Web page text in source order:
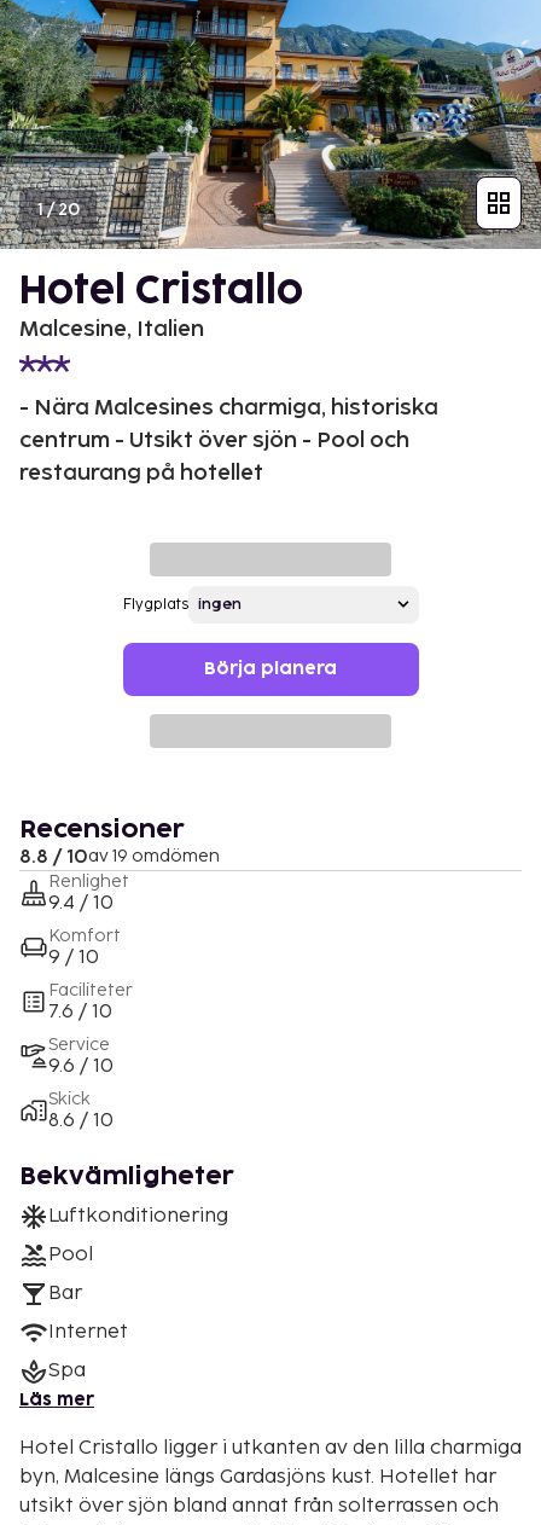
1/20
Hotel Cristallo
Malcesine, Italien
- Nära Malcesines charmiga, historiska
centrum - Utsikt över sjön - Pool och
restaurang på hotellet
Flygplats
Börja planera
Recensioner
8.8 / 10av 19 omdömen
Renlighet
9.4 / 10
Komfort
9 / 10
Faciliteter
7.6 / 10
Service
9.6 / 10
Skick
8.6 / 10
Bekvämligheter
Luftkonditionering
Pool
Bar
Internet
Spa
Läs mer
Hotel Cristallo ligger i utkanten av den lilla charmiga
byn, Malcesine längs Gardasjöns kust. Hotellet har
utsikt över sjön bland annat från solterrassen och